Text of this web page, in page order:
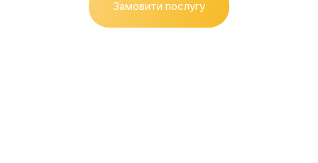
Замовити послугу